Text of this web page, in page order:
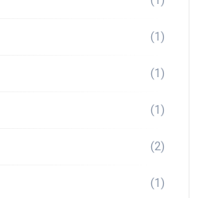
(1)
(1)
(1)
(2)
(1)